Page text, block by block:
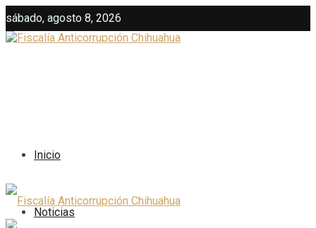
sábado, agosto 8, 2026
Inicio
Noticias